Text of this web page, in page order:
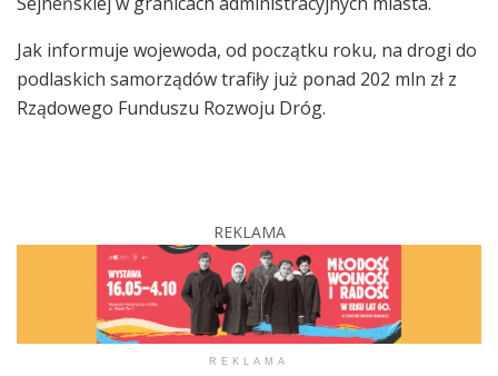
Jak informuje wojewoda, od początku roku, na drogi do
podlaskich samorządów trafiły już ponad 202 mln zł z
Rządowego Funduszu Rozwoju Dróg.
REKLAMA
REKLAMA